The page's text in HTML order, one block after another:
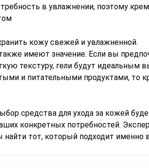
в увлажнении, поэтому
кожу свежей и увлажненной.
имеют значение. Если вы
текстуру, гели будут идеальным
и питательными продуктами, то
средства для ухода за кожей
конкретных потребностей.
тот, который подходит именно